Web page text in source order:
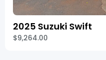
2025 Suzuki Swift
$9,264.00